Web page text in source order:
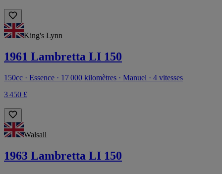
King's Lynn
1961 Lambretta LI 150
150cc · Essence · 17 000 kilomètres · Manuel · 4 vitesses
3 450 £
Walsall
1963 Lambretta LI 150